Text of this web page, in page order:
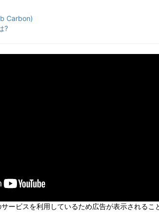
Carbon)
?
ービスを利用しているため広告が表示されるこ